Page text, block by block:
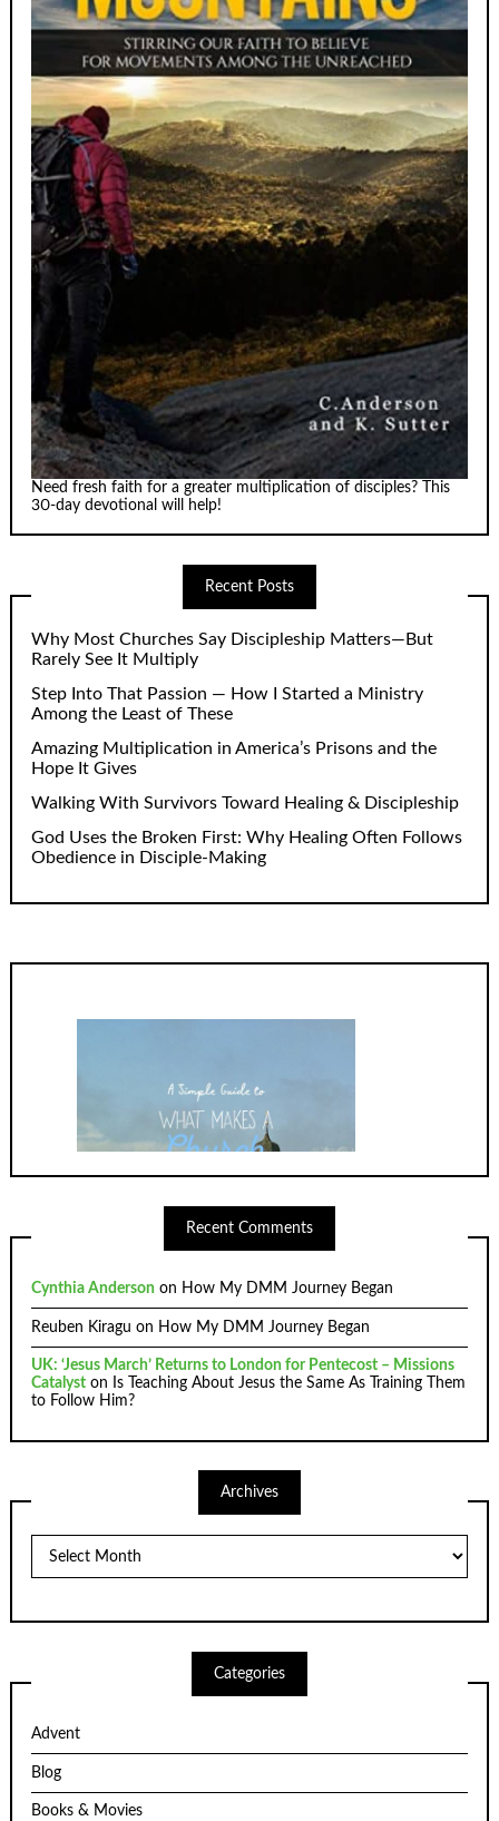
Need fresh faith for a greater multiplication of disciples? This
30-day devotional will help!
Recent Posts
Why Most Churches Say Discipleship Matters—But
Rarely See It Multiply
Step Into That Passion — How I Started a Ministry
Among the Least of These
Amazing Multiplication in America’s Prisons and the
Hope It Gives
Walking With Survivors Toward Healing & Discipleship
God Uses the Broken First: Why Healing Often Follows
Obedience in Disciple-Making
Recent Comments
Cynthia Anderson on How My DMM Journey Began
Reuben Kiragu on How My DMM Journey Began
UK: ‘Jesus March’ Returns to London for Pentecost – Missions
Catalyst on
Is Teaching About Jesus the Same As Training Them
to Follow Him?
Archives
Categories
Advent
Blog
Books & Movies